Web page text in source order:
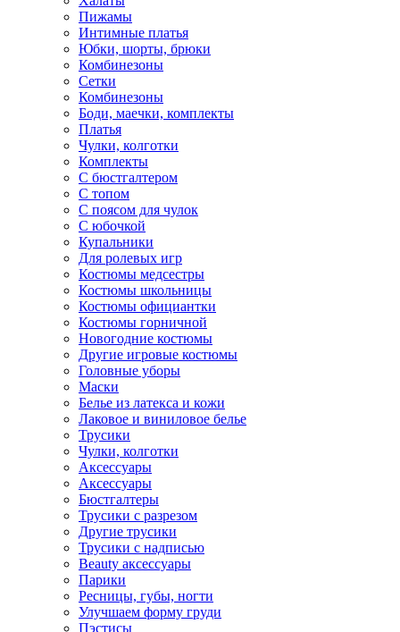
Пижамы
Интимные платья
Юбки, шорты, брюки
Комбинезоны
Сетки
Комбинезоны
Боди, маечки, комплекты
Платья
Чулки, колготки
Комплекты
С бюстгалтером
С топом
С поясом для чулок
С юбочкой
Купальники
Для ролевых игр
Костюмы медсестры
Костюмы школьницы
Костюмы официантки
Костюмы горничной
Новогодние костюмы
Другие игровые костюмы
Головные уборы
Маски
Белье из латекса и кожи
Лаковое и виниловое белье
Трусики
Чулки, колготки
Аксессуары
Аксессуары
Бюстгалтеры
Трусики с разрезом
Другие трусики
Трусики с надписью
Beauty аксессуары
Парики
Ресницы, губы, ногти
Улучшаем форму груди
Пэстисы